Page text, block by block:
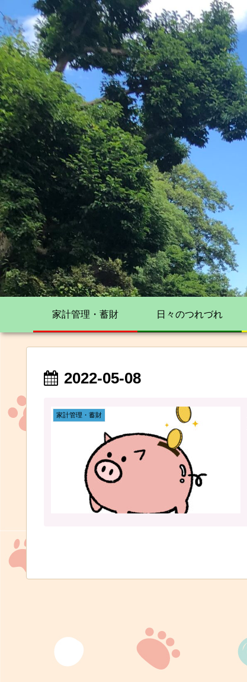
家計管理・蓄財 日々のつれづれ
2022-05-08
家計管理・蓄財